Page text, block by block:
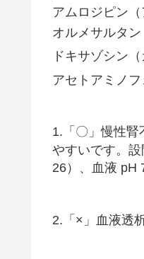
アムロジピン
オルメサルタ
ドキサゾシン
アセトアミノ
1.「〇」慢性腎
やすいです。
26）、血液 pH
2.「×」血液透